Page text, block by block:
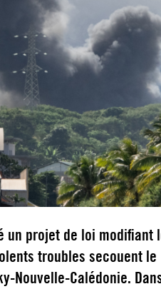
un projet de loi modifiant
troubles secouent le
Nouvelle-Calédonie.